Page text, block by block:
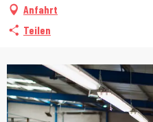
Anfahrt
Teilen